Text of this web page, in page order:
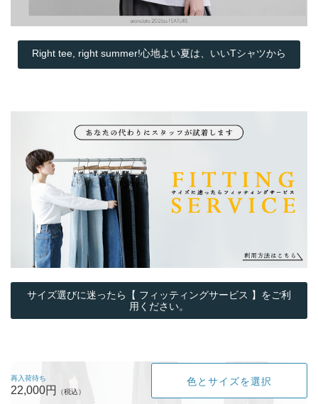
Right tee, right summer!心地よい夏は、いいTシャツから
サイズ選びに迷ったら【 フィッティングサービス 】をご利
用ください。
再入荷待ち
22,000円
色とサイズを選択